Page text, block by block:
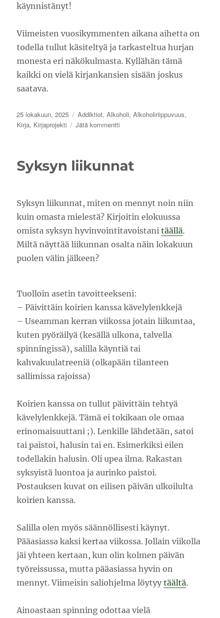
käynnistänyt!
Viimeisten vuosikymmenten aikana aihetta on
todella tullut käsiteltyä ja tarkasteltua hurjan
monesta eri näkökulmasta. Kyllähän tämä
kaikki on vielä kirjankansien sisään joskus
saatava.
Julkaistu
25 lokakuun, 2025 Kategoriat
Addiktiot,Alkoholi,Alkoholiriippuvuus,
Kirja, Kirjaprojekti Jätä kommentti
näkökulmia
Syksyn liikunnat
Syksyn liikunnat, miten on mennyt noin niin
kuin omasta mielestä? Kirjoitin elokuussa
omista syksyn hyvinvointitavoistanitäällä.
Miltä näyttää liikunnan osalta näin lokakuun
puolen välin jälkeen?
Tuolloin asetin tavoitteekseni:
– Päivittäin koirien kanssa kävelylenkkejä
– Useamman kerran viikossa jotain liikuntaa,
kuten pyöräilyä (kesällä ulkona, talvella
spinningissä), salilla käyntiä tai
kahvakuulatreeniä (olkapään tilanteen
sallimissa rajoissa)
Koirien kanssa on tullut päivittäin tehtyä
kävelylenkkejä. Tämä ei tokikaan ole omaa
erinomaisuuttani ;). Lenkille lähdetään, satoi
tai paistoi, halusin tai en. Esimerkiksi eilen
todellakin halusin. Oli upea ilma. Rakastan
syksyistä luontoa ja aurinko paistoi.
Postauksen kuvat on eilisen päivän ulkoilulta
koirien kanssa.
Salilla olen myös säännöllisesti käynyt.
Pääasiassa kaksi kertaa viikossa. Jollain viikolla
jäi yhteen kertaan, kun olin kolmen päivän
työreissussa, mutta pääasiassa hyvin on
mennyt. Viimeisin saliohjelma löytyytäältä.
Ainoastaan spinning odottaa vielä